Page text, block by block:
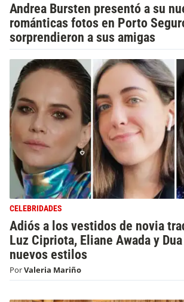
Andrea Bursten presentó a su
románticas fotos en Porto
sorprendieron a sus amigas
CELEBRIDADES
Adiós a los vestidos de novia
Luz Cipriota, Eliane Awada y
nuevos estilos
PorValeria Mariño